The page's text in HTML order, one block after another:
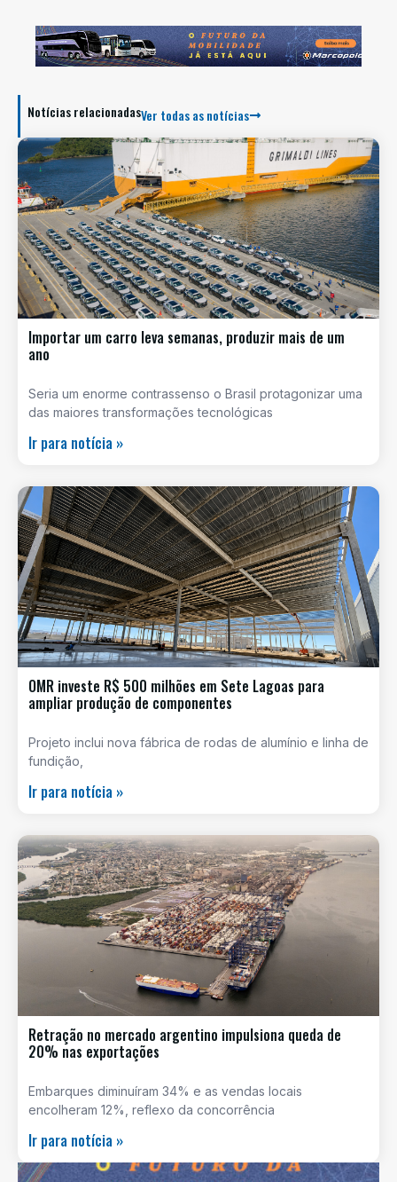
Notícias relacionadasVer todas as notícias
Importar um carro leva semanas, produzir mais de um
ano
Seria um enorme contrassenso o Brasil protagonizar uma
das maiores transformações tecnológicas
Ir para notícia »
OMR investe R$ 500 milhões em Sete Lagoas para
ampliar produção de componentes
Projeto inclui nova fábrica de rodas de alumínio e linha de
fundição,
Ir para notícia »
Retração no mercado argentino impulsiona queda de
20% nas exportações
Embarques diminuíram 34% e as vendas locais
encolheram 12%, reflexo da concorrência
Ir para notícia »